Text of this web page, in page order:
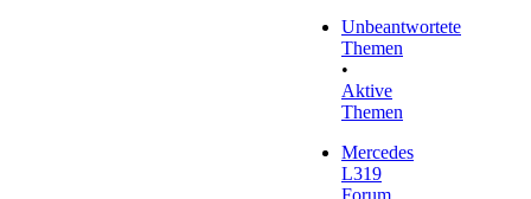
Unbeantwortete
Themen
•
Aktive
Themen
Mercedes
L319